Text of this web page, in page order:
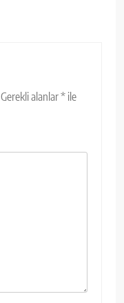
Gerekli alanlar* ile